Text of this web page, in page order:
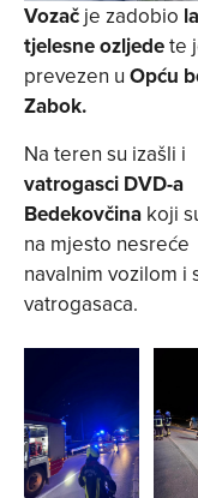
Vozač je zadobio
tjelesne ozljedete
prevezen u Opću
Zabok.
Na teren su izašli i
vatrogasci DVD-a
Bedekovčina koji
na mjesto nesreće
navalnim vozilom i
vatrogasaca.